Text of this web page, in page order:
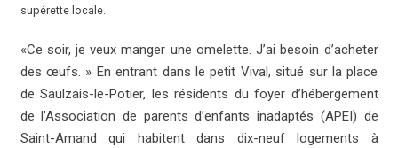
supérette locale.
«Ce soir, je veux manger une omelette. J’ai besoin d’acheter
des œufs. » En entrant dans le petit Vival, situé sur la place
de Saulzais-le-Potier, les résidents du foyer d’hébergement
de l’Association de parents d’enfants inadaptés (APEI) de
Saint-Amand qui habitent dans dix-neuf logements à